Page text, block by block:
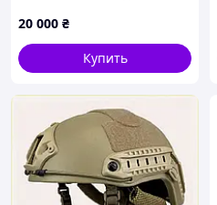
52 см)
20 000 ₴
Купить